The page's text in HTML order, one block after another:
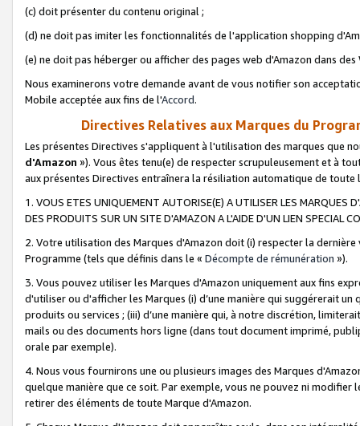
(c) doit présenter du contenu original ;
(d) ne doit pas imiter les fonctionnalités de l'application shopping
(e) ne doit pas héberger ou afficher des pages web d'Amazon dans
Nous examinerons votre demande avant de vous notifier son
Mobile acceptée aux fins de l'Accord.
Directives Relatives aux Marques du
Les présentes Directives s'appliquent à l'utilisation des marques que
d'Amazon »). Vous êtes tenu(e) de respecter scrupuleusement et à
aux présentes Directives entraînera la résiliation automatique de
1. VOUS ETES UNIQUEMENT AUTORISE(E) A UTILISER LES MARQUES
DES PRODUITS SUR UN SITE D'AMAZON A L'AIDE D'UN LIEN SPECIAL
2. Votre utilisation des Marques d'Amazon doit (i) respecter la
Programme (tels que définis dans le « Décompte de rémunération »).
3. Vous pouvez utiliser les Marques d'Amazon uniquement aux fins
d'utiliser ou d'afficher les Marques (i) d’une manière qui suggérerait
produits ou services ; (iii) d’une manière qui, à notre discrétion,
mails ou des documents hors ligne (dans tout document imprimé,
orale par exemple).
4. Nous vous fournirons une ou plusieurs images des Marques
quelque manière que ce soit. Par exemple, vous ne pouvez ni
retirer des éléments de toute Marque d'Amazon.